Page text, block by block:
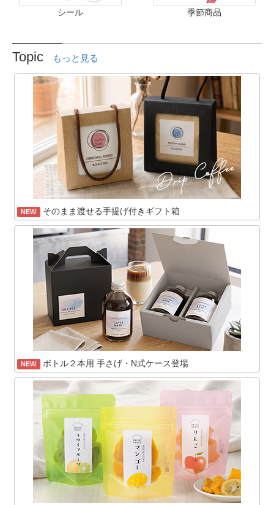
シール 季節商品
Topic もっと見る
NEW そのまま渡せる手提げ付きギフト箱
NEW ボトル２本用 手さげ・N式ケース登場